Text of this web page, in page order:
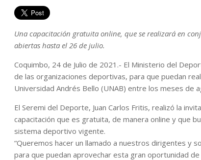
Una capacitación gratuita online, que se realizará en
abiertas hasta el 26 de julio.
Coquimbo, 24 de Julio de 2021.- El Ministerio del
de las organizaciones deportivas, para que puedan
Universidad Andrés Bello (UNAB) entre los meses de
El Seremi del Deporte, Juan Carlos Fritis, realizó la
capacitación que es gratuita, de manera online y que
sistema deportivo vigente.
“Queremos hacer un llamado a nuestros dirigentes y
para que puedan aprovechar esta gran oportunidad